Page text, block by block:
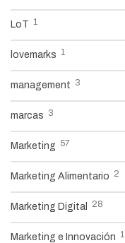
LoT 1
lovemarks 1
management 3
marcas 3
Marketing 57
Marketing Alimentario 2
Marketing Digital 28
Marketing e Innovación 1